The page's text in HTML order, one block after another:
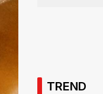
TREND